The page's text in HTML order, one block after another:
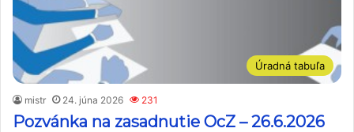
Úradná tabuľa
mistr 24. júna 2026 231
Pozvánka na zasadnutie OcZ – 26.6.2026